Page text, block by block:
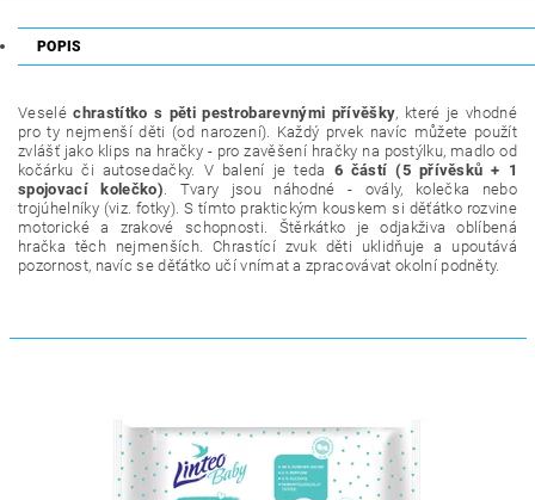
POPIS
Veseléchrastítko s pěti pestrobarevnými přívěšky, které je vhodné
pro ty nejmenší děti (od narození). Každý prvek navíc můžete použít
zvlášť jako klips na hračky - pro zavěšení hračky na postýlku, madlo od
kočárku či autosedačky. V balení je teda 6 částí (5 přívěsků + 1
spojovací kolečko). Tvary jsou náhodné - ovály, kolečka nebo
trojúhelníky (viz. fotky). S tímto praktickým kouskem si děťátko rozvine
motorické a zrakové schopnosti. Štěrkátko je odjakživa oblíbená
hračka těch nejmenších. Chrastící zvuk děti uklidňuje a upoutává
pozornost, navíc se děťátko učí vnímat a zpracovávat okolní podněty.